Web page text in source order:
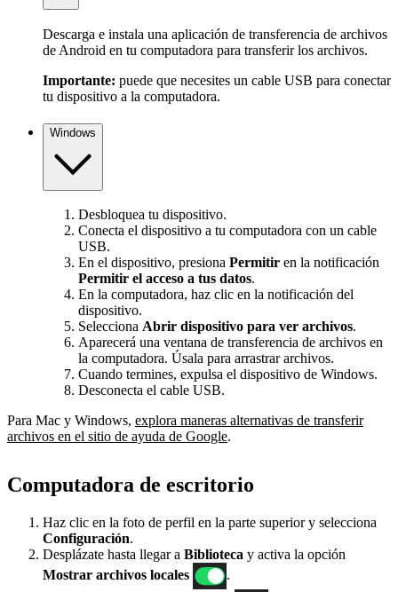
Descarga e instala una aplicación de transferencia de archivos
de Android en tu computadora para transferir los archivos.
Importante: puede que necesites un cable USB para conectar
tu dispositivo a la computadora.
Windows
Desbloquea tu dispositivo.
Conecta el dispositivo a tu computadora con un cable
USB.
En el dispositivo, presiona Permitir en la notificación
Permitir el acceso a tus datos.
En la computadora, haz clic en la notificación del
dispositivo.
Selecciona Abrir dispositivo para ver archivos.
Aparecerá una ventana de transferencia de archivos en
la computadora. Úsala para arrastrar archivos.
Cuando termines, expulsa el dispositivo de Windows.
Desconecta el cable USB.
Para Mac y Windows, explora maneras alternativas de transferir
archivos en el sitio de ayuda de Google.
Computadora de escritorio
Haz clic en la foto de perfil en la parte superior y selecciona
Configuración.
Desplázate hasta llegar a Biblioteca y activa la opción
Mostrar archivos locales
.